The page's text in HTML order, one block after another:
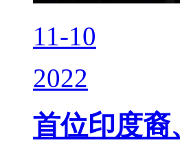
11-10
2022
首位印度